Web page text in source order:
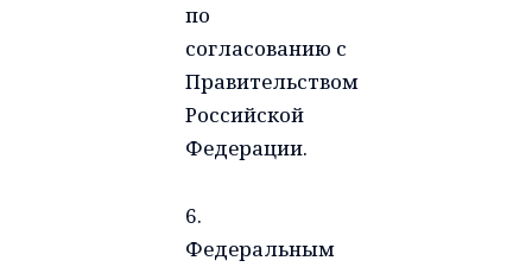
по
согласованию с
Правительством
Российской
Федерации.
6.
Федеральным